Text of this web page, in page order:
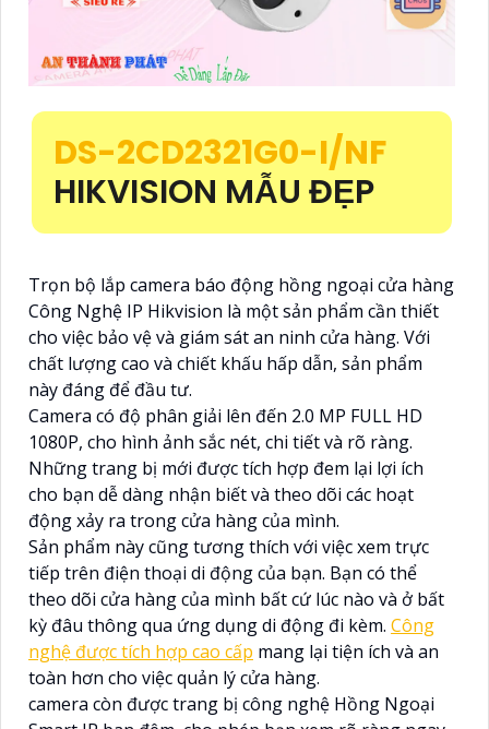
DS-2CD2321G0-I/NF
HIKVISION MẪU ĐẸP
Trọn bộ lắp camera báo động hồng ngoại cửa hàng
Công Nghệ IP Hikvision là một sản phẩm cần thiết
cho việc bảo vệ và giám sát an ninh cửa hàng. Với
chất lượng cao và chiết khấu hấp dẫn, sản phẩm
này đáng để đầu tư.
Camera có độ phân giải lên đến 2.0 MP FULL HD
1080P, cho hình ảnh sắc nét, chi tiết và rõ ràng.
Những trang bị mới được tích hợp đem lại lợi ích
cho bạn dễ dàng nhận biết và theo dõi các hoạt
động xảy ra trong cửa hàng của mình.
Sản phẩm này cũng tương thích với việc xem trực
tiếp trên điện thoại di động của bạn. Bạn có thể
theo dõi cửa hàng của mình bất cứ lúc nào và ở bất
kỳ đâu thông qua ứng dụng di động đi kèm. Công
nghệ được tích hợp cao cấp mang lại tiện ích và an
toàn hơn cho việc quản lý cửa hàng.
camera còn được trang bị công nghệ Hồng Ngoại